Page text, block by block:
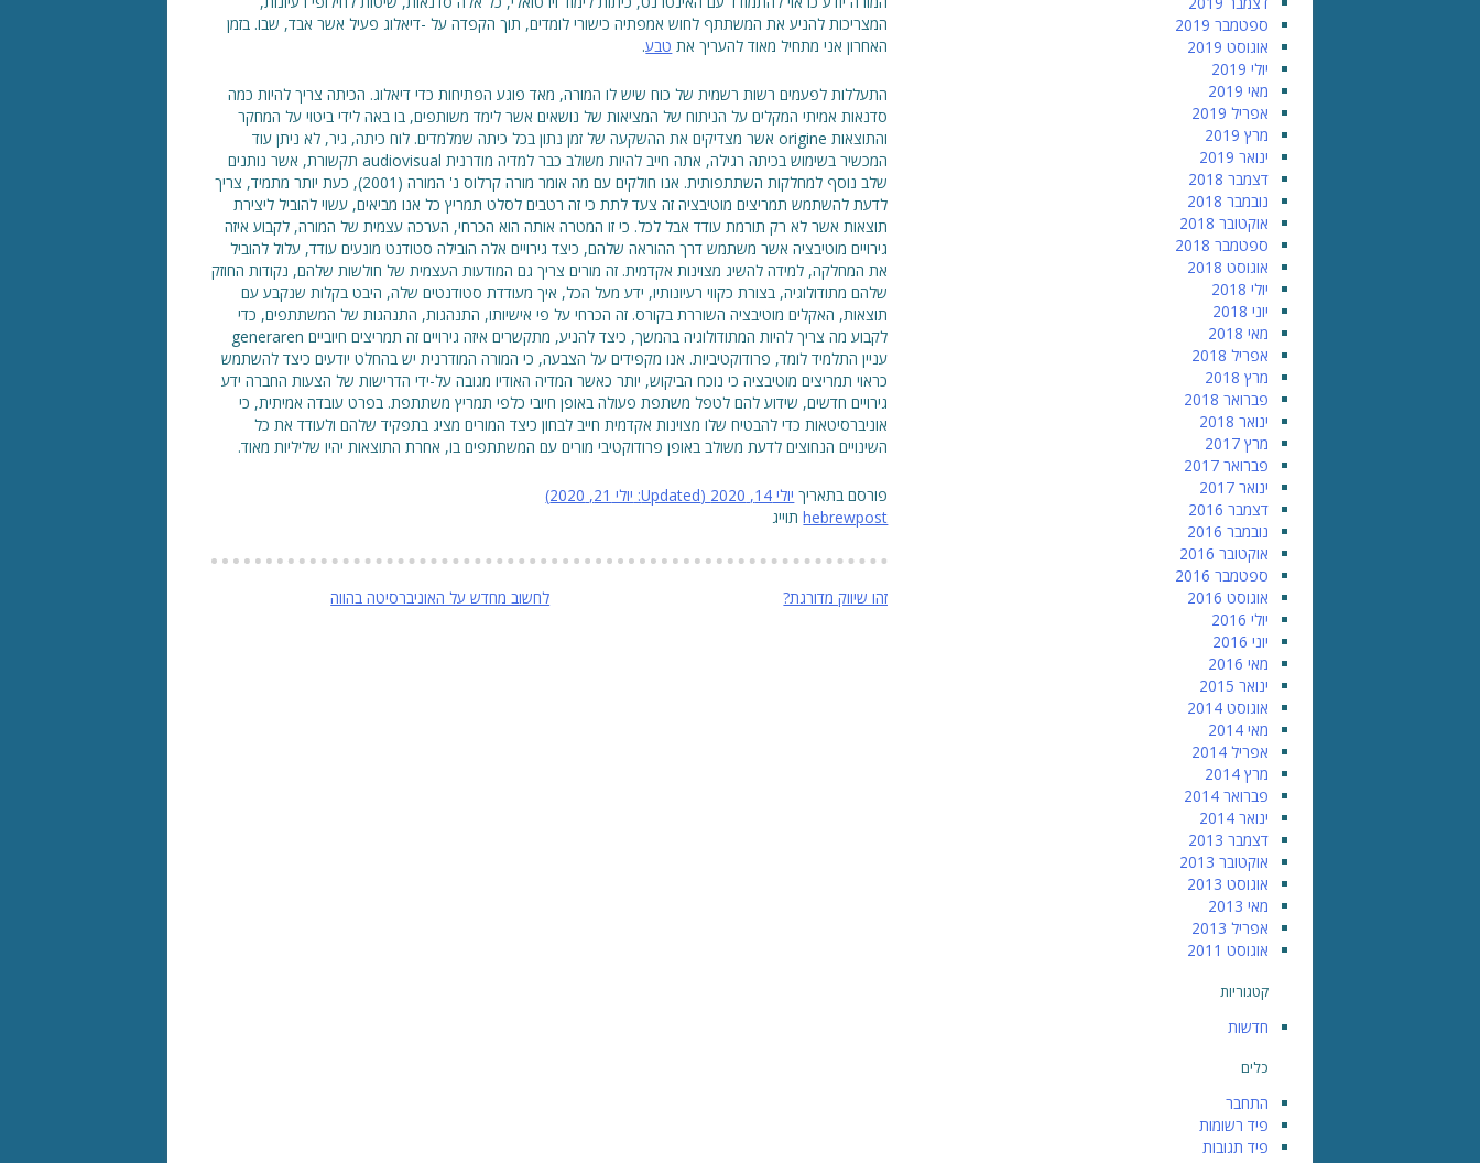
המצריכות להניע את המשתתף לחוש אמפתיה כישורי לומדים, תוך הקפדה על -דיאלוג פעיל אשר אבד, שבו. בזמן
האחרון אני מתחיל מאוד להעריך את טבע.
התעללות לפעמים רשות רשמית של כוח שיש לו המורה, מאד פוגע הפתיחות כדי דיאלוג. הכיתה צריך להיות כמה
סדנאות אמיתי המקלים על הניתוח של המציאות של נושאים אשר לימד משותפים, בו באה לידי ביטוי על המחקר
והתוצאות origine אשר מצדיקים את ההשקעה של זמן נתון בכל כיתה שמלמדים. לוח כיתה, גיר, לא ניתן עוד
המכשיר בשימוש בכיתה רגילה, אתה חייב להיות משולב כבר למדיה מודרנית audiovisual תקשורת, אשר נותנים
שלב נוסף למחלקות השתתפותית. אנו חולקים עם מה אומר מורה קרלוס נ' המורה (2001), כעת יותר מתמיד, צריך
לדעת להשתמש תמריצים מוטיבציה זה צעד לתת כי זה רטבים לסלט תמריץ כל אנו מביאים, עשוי להוביל ליצירת
תוצאות אשר לא רק תורמת עודד אבל לכל. כי זו המטרה אותה הוא הכרחי, הערכה עצמית של המורה, לקבוע איזה
גירויים מוטיבציה אשר משתמש דרך ההוראה שלהם, כיצד גירויים אלה הובילה סטודנט מונעים עודד, עלול להוביל
את המחלקה, למידה להשיג מצוינות אקדמית. זה מורים צריך גם המודעות העצמית של חולשות שלהם, נקודות החוזק
שלהם מתודולוגיה, בצורת כקווי רעיונותיו, ידע מעל הכל, איך מעודדת סטודנטים שלה, היבט בקלות שנקבע עם
תוצאות, האקלים מוטיבציה השוררת בקורס. זה הכרחי על פי אישיותו, התנהגות, התנהגות של המשתתפים, כדי
לקבוע מה צריך להיות המתודולוגיה בהמשך, כיצד להניע, מתקשרים איזה גירויים זה תמריצים חיוביים generaren
עניין התלמיד לומד, פרודוקטיביות. אנו מקפידים על הצבעה, כי המורה המודרנית יש בהחלט יודעים כיצד להשתמש
כראוי תמריצים מוטיבציה כי נוכח הביקוש, יותר כאשר המדיה האודיו מגובה על-ידי הדרישות של הצעות החברה ידע
גירויים חדשים, שידוע להם לטפל משתפת פעולה באופן חיובי כלפי תמריץ משתתפת. בפרט עובדה אמיתית, כי
אוניברסיטאות כדי להבטיח שלו מצוינות אקדמית חייב לבחון כיצד המורים מציג בתפקיד שלהם ולעודד את כל
השינויים הנחוצים לדעת משולב באופן פרודוקטיבי מורים עם המשתתפים בו, אחרת התוצאות יהיו שליליות מאוד.
פורסם בתאריך יולי 14, 2020 (Updated: יולי 21, 2020
)
hebrewpostתוייג
ניווט לחשוב מחדש על האוניברסיטה בהווה זהו שיווק מדורגת?
ספטמבר 2019
אוגוסט 2019
יולי 2019
מאי 2019
אפריל 2019
מרץ 2019
ינואר 2019
דצמבר 2018
נובמבר 2018
אוקטובר 2018
ספטמבר 2018
אוגוסט 2018
יולי 2018
יוני 2018
מאי 2018
אפריל 2018
מרץ 2018
פברואר 2018
ינואר 2018
מרץ 2017
פברואר 2017
ינואר 2017
דצמבר 2016
נובמבר 2016
אוקטובר 2016
ספטמבר 2016
אוגוסט 2016
יולי 2016
יוני 2016
מאי 2016
ינואר 2015
אוגוסט 2014
מאי 2014
אפריל 2014
מרץ 2014
פברואר 2014
ינואר 2014
דצמבר 2013
אוקטובר 2013
אוגוסט 2013
מאי 2013
אפריל 2013
אוגוסט 2011
קטגוריות
חדשות
כלים
התחבר
פיד רשומות
פיד תגובות